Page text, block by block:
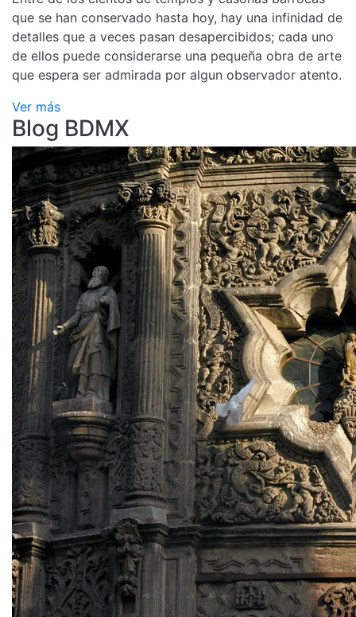
que se han conservado hasta hoy, hay una infinidad de
detalles que a veces pasan desapercibidos; cada uno
de ellos puede considerarse una pequeña obra de arte
que espera ser admirada por algun observador atento.
Ver más
Blog BDMX